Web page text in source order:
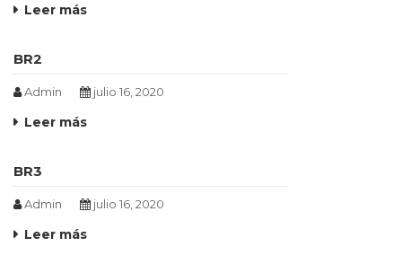
Leer más
BR2
Admin julio 16, 2020
Leer más
BR3
Admin julio 16, 2020
Leer más